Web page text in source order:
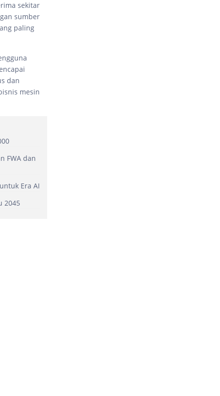
sekitar
sumber
paling
dan
mesin
FWA dan
Era AI
2045